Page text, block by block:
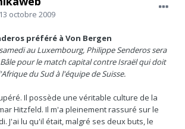
octobre 2009
préféré à Von Bergen
au Luxembourg, Philippe Senderos sera
pour le match capital contre Israël qui doit
du Sud à l'équipe de Suisse.
Il possède une véritable culture de la
Hitzfeld. Il m'a pleinement rassuré sur le
J'ai lu qu'il était, malgré ses deux buts, le